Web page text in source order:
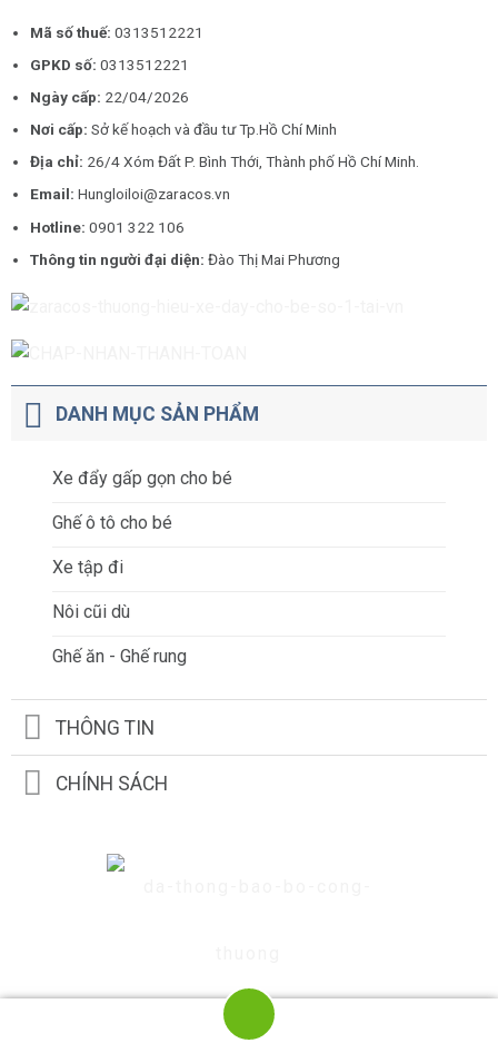
Mã số thuế: 0313512221
GPKD số:0313512221
Ngày cấp: 22/04/2026
Nơi cấp:Sở kế hoạch và đầu tư Tp.Hồ Chí Minh
Địa chỉ: 26/4 Xóm Đất P. Bình Thới, Thành phố Hồ Chí Minh.
Email:Hungloiloi@zaracos.vn
Hotline:0901 322 106
Thông tin người đại diện:Đào Thị Mai Phương
DANH MỤC SẢN PHẨM
Xe đẩy gấp gọn cho bé
Ghế ô tô cho bé
Xe tập đi
Nôi cũi dù
Ghế ăn - Ghế rung
THÔNG TIN
CHÍNH SÁCH